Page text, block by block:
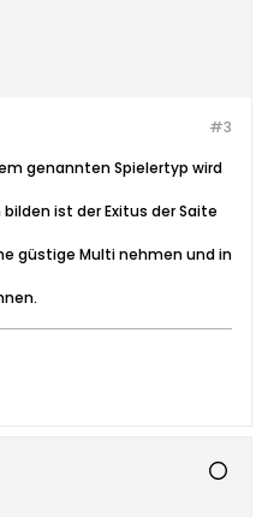
#3
genannten Spielertyp wird
ist der Exitus der Saite
güstige Multi nehmen und in